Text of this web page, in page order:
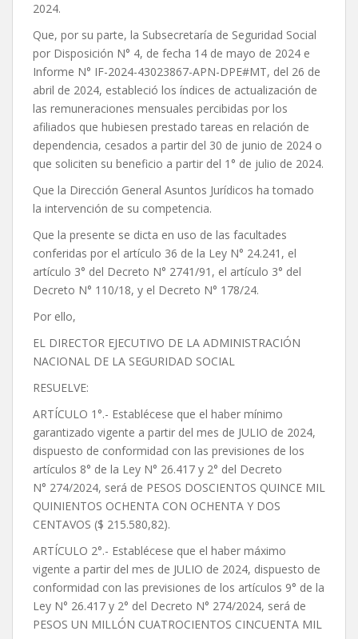
2024.
Que, por su parte, la Subsecretaría de Seguridad Social
por Disposición N° 4, de fecha 14 de mayo de 2024 e
Informe N° IF-2024-43023867-APN-DPE#MT, del 26 de
abril de 2024, estableció los índices de actualización de
las remuneraciones mensuales percibidas por los
afiliados que hubiesen prestado tareas en relación de
dependencia, cesados a partir del 30 de junio de 2024 o
que soliciten su beneficio a partir del 1° de julio de 2024.
Que la Dirección General Asuntos Jurídicos ha tomado
la intervención de su competencia.
Que la presente se dicta en uso de las facultades
conferidas por el artículo 36 de la Ley N° 24.241, el
artículo 3° del Decreto N° 2741/91, el artículo 3° del
Decreto N° 110/18, y el Decreto N° 178/24.
Por ello,
EL DIRECTOR EJECUTIVO DE LA ADMINISTRACIÓN
NACIONAL DE LA SEGURIDAD SOCIAL
RESUELVE:
ARTÍCULO 1°.- Establécese que el haber mínimo
garantizado vigente a partir del mes de JULIO de 2024,
dispuesto de conformidad con las previsiones de los
artículos 8° de la Ley N° 26.417 y 2° del Decreto
N° 274/2024, será de PESOS DOSCIENTOS QUINCE MIL
QUINIENTOS OCHENTA CON OCHENTA Y DOS
CENTAVOS ($ 215.580,82).
ARTÍCULO 2°.- Establécese que el haber máximo
vigente a partir del mes de JULIO de 2024, dispuesto de
conformidad con las previsiones de los artículos 9° de la
Ley N° 26.417 y 2° del Decreto N° 274/2024, será de
PESOS UN MILLÓN CUATROCIENTOS CINCUENTA MIL